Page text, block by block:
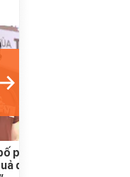
phim Tết 2027,
quyết “chắc